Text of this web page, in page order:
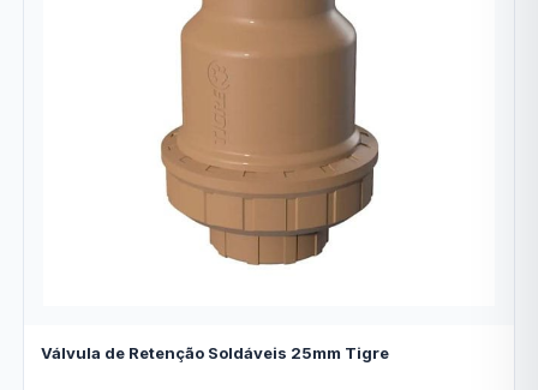
Válvula de Retenção Soldáveis 25mm Tigre